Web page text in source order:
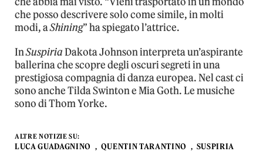
che posso descrivere solo come simile, in molti
modi, aShining” ha spiegato l’attrice.
InSuspiriaDakota Johnson interpreta un’aspirante
ballerina che scopre degli oscuri segreti in una
prestigiosa compagnia di danza europea. Nel cast ci
sono anche Tilda Swinton e Mia Goth. Le musiche
sono di Thom Yorke.
ALTRE NOTIZIE SU:
LUCA GUADAGNINO QUENTIN TARANTINO SUSPIRIA